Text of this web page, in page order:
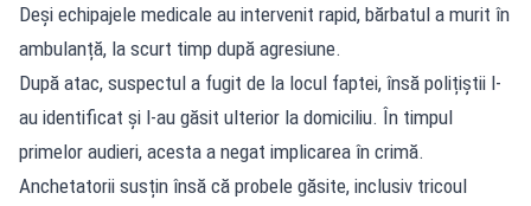
Deși echipajele medicale au intervenit rapid, bărbatul a murit în
ambulanță, la scurt timp după agresiune.
După atac, suspectul a fugit de la locul faptei, însă polițiștii l-
au identificat și l-au găsit ulterior la domiciliu. În timpul
primelor audieri, acesta a negat implicarea în crimă.
Anchetatorii susțin însă că probele găsite, inclusiv tricoul